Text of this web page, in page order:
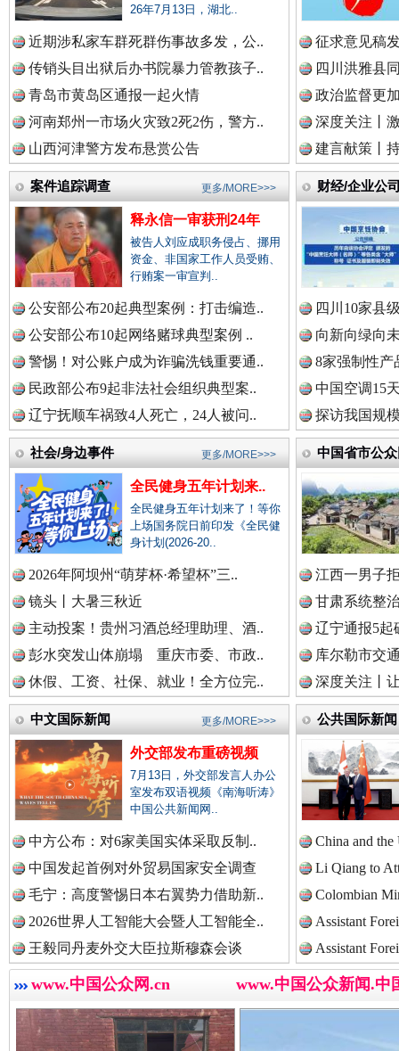
中国律师在线.
中国参政网.中
中国全民新闻网.
中国公众新闻网.
中国公民新闻网.
中国公共新闻网.
中国法制新闻网.
中国法治新闻网.
中国法院新闻网.
中国检察新闻网.
中国医药新闻网.
中国企业新闻网.
衣柜里的秘密 高速路
春天里的科技盛宴
巳巳如意，开工大吉！ 三轮上
26年7月13日，湖北..
近期涉私家车群死群伤事故多发，公..
传销头目出狱后办书院暴力管教孩子..
青岛市黄岛区通报一起火情
河南郑州一市场火灾致2死2伤，警方..
山西河津警方发布悬赏公告
征求意见稿
四川洪雅县
政治监督更
深度关注丨
建言献策丨
案件追踪调查
释永信一审获刑24年
被告人刘应成职务侵占、挪用
资金、非国家工作人员受贿、
行贿案一审宣判..
公安部公布20起典型案例：打击编造..
公安部公布10起网络赌球典型案例 ..
警惕！对公账户成为诈骗洗钱重要通..
民政部公布9起非法社会组织典型案..
辽宁抚顺车祸致4人死亡，24人被问..
更多/MORE>>> 财经/企业公
四川10家县
向新向绿向
8家强制性产
中国空调15
探访我国规
社会/身边事件
全民健身五年计划来..
全民健身五年计划来了！等你
上场国务院日前印发《全民健
身计划(2026-20..
2026年阿坝州“萌芽杯·希望杯”三..
镜头丨大暑三秋近
主动投案！贵州习酒总经理助理、酒..
彭水突发山体崩塌 重庆市委、市政..
休假、工资、社保、就业！全方位完..
更多/MORE>>> 中国省市公
江西一男子
甘肃系统整
辽宁通报5起
库尔勒市交
深度关注丨
中文国际新闻
外交部发布重磅视频
7月13日，外交部发言人办公
室发布双语视频《南海听涛》
中国公共新闻网..
中方公布：对6家美国实体采取反制..
中国发起首例对外贸易国家安全调查
毛宁：高度警惕日本右翼势力借助新..
2026世界人工智能大会暨人工智能全..
王毅同丹麦外交大臣拉斯穆森会谈
更多/MORE>>> 公共国际新闻
China and
Li Qiang to
Colombian
Assistant
Assistant
www.中国公众网.cn www.中国公众新闻.中